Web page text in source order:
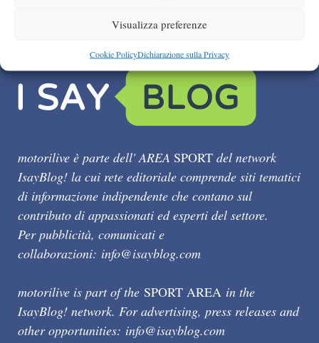
Visualizza preferenze
Cookie PolicyDichiarazione sulla Privacy
motorilive è parte dell' AREA SPORT del network
IsayBlog! la cui rete editoriale comprende siti tematici
di informazione indipendente che contano sul
contributo di appassionati ed esperti del settore.
Per pubblicità, comunicati e
collaborazioni: info@isayblog.com
motorilive is part of the SPORT AREA in the
IsayBlog! network. For advertising, press releases and
other opportunities: info@isayblog.com